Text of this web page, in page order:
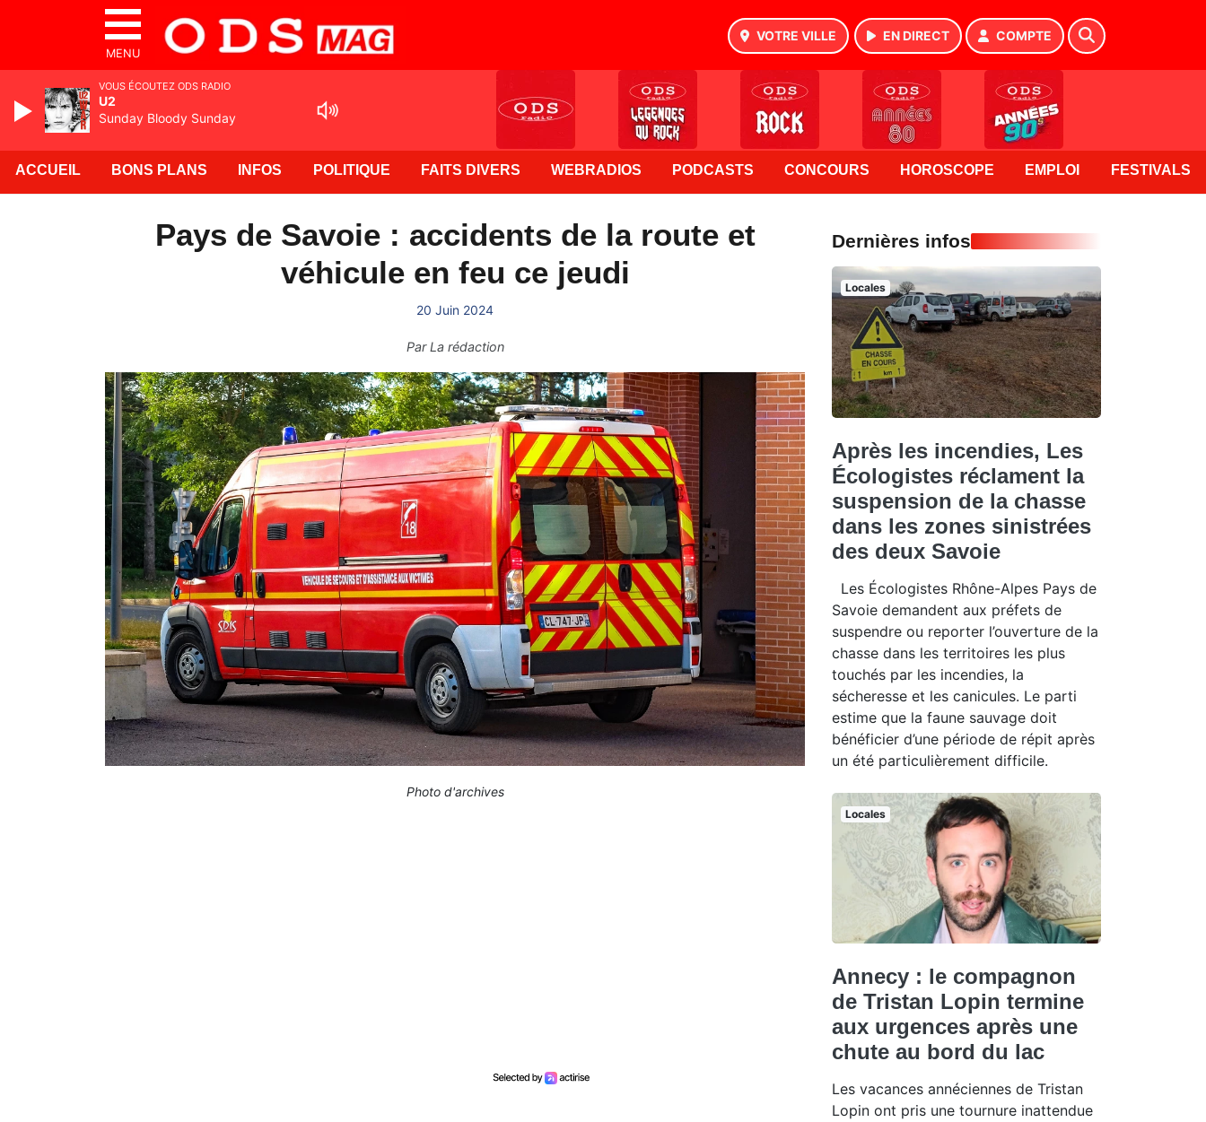
MENU
VOTRE VILLE EN DIRECT COMPTE
ACCUEIL BONS PLANS INFOS POLITIQUE FAITS DIVERS WEBRADIOS PODCASTS CONCOURS HOROSCOPE EMPLOI FESTIVALS
Pays de Savoie : accidents de la route et
véhicule en feu ce jeudi
20 Juin 2024
ParLa rédaction
Photo d'archives
Dernières infos
Locales
Après les incendies, Les
Écologistes réclament la
suspension de la chasse
dans les zones sinistrées
des deux Savoie
Les Écologistes Rhône-Alpes Pays de
Savoie demandent aux préfets de
suspendre ou reporter l’ouverture de la
chasse dans les territoires les plus
touchés par les incendies, la
sécheresse et les canicules. Le parti
estime que la faune sauvage doit
bénéficier d’une période de répit après
un été particulièrement difficile.
Locales
Annecy : le compagnon
de Tristan Lopin termine
aux urgences après une
chute au bord du lac
Les vacances annéciennes de Tristan
Lopin ont pris une tournure inattendue
VOUS ÉCOUTEZ ODS RADIO
U2
Sunday Bloody Sunday